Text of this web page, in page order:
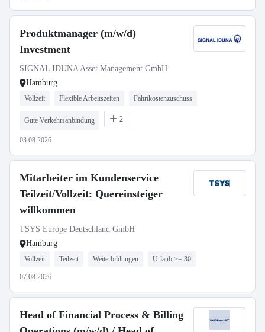
Produktmanager (m/w/d)
Investment
SIGNAL IDUNA Asset Management GmbH
Hamburg
Vollzeit Flexible Arbeitszeiten Fahrtkostenzuschuss
Gute Verkehrsanbindung 2
03.08.2026
Mitarbeiter im Kundenservice
Teilzeit/Vollzeit: Quereinsteiger
willkommen
TSYS Europe Deutschland GmbH
Hamburg
Vollzeit Teilzeit Weiterbildungen Urlaub >= 30
07.08.2026
Head of Financial Process & Billing